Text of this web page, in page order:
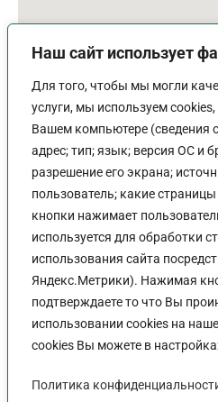
Наш сайт использует
Для того, чтобы мы могли
услуги, мы используем
Вашем компьютере (сведения
адрес; тип; язык; версия ОС и
разрешение его экрана;
пользователь; какие
кнопки нажимает
используется для обработки
использования сайта
Яндекс.Метрики). Нажимая
подтверждаете то что Вы
использовании cookies на
cookies Вы можете в
Политика
График
Пн-Пт:
Перерыв: